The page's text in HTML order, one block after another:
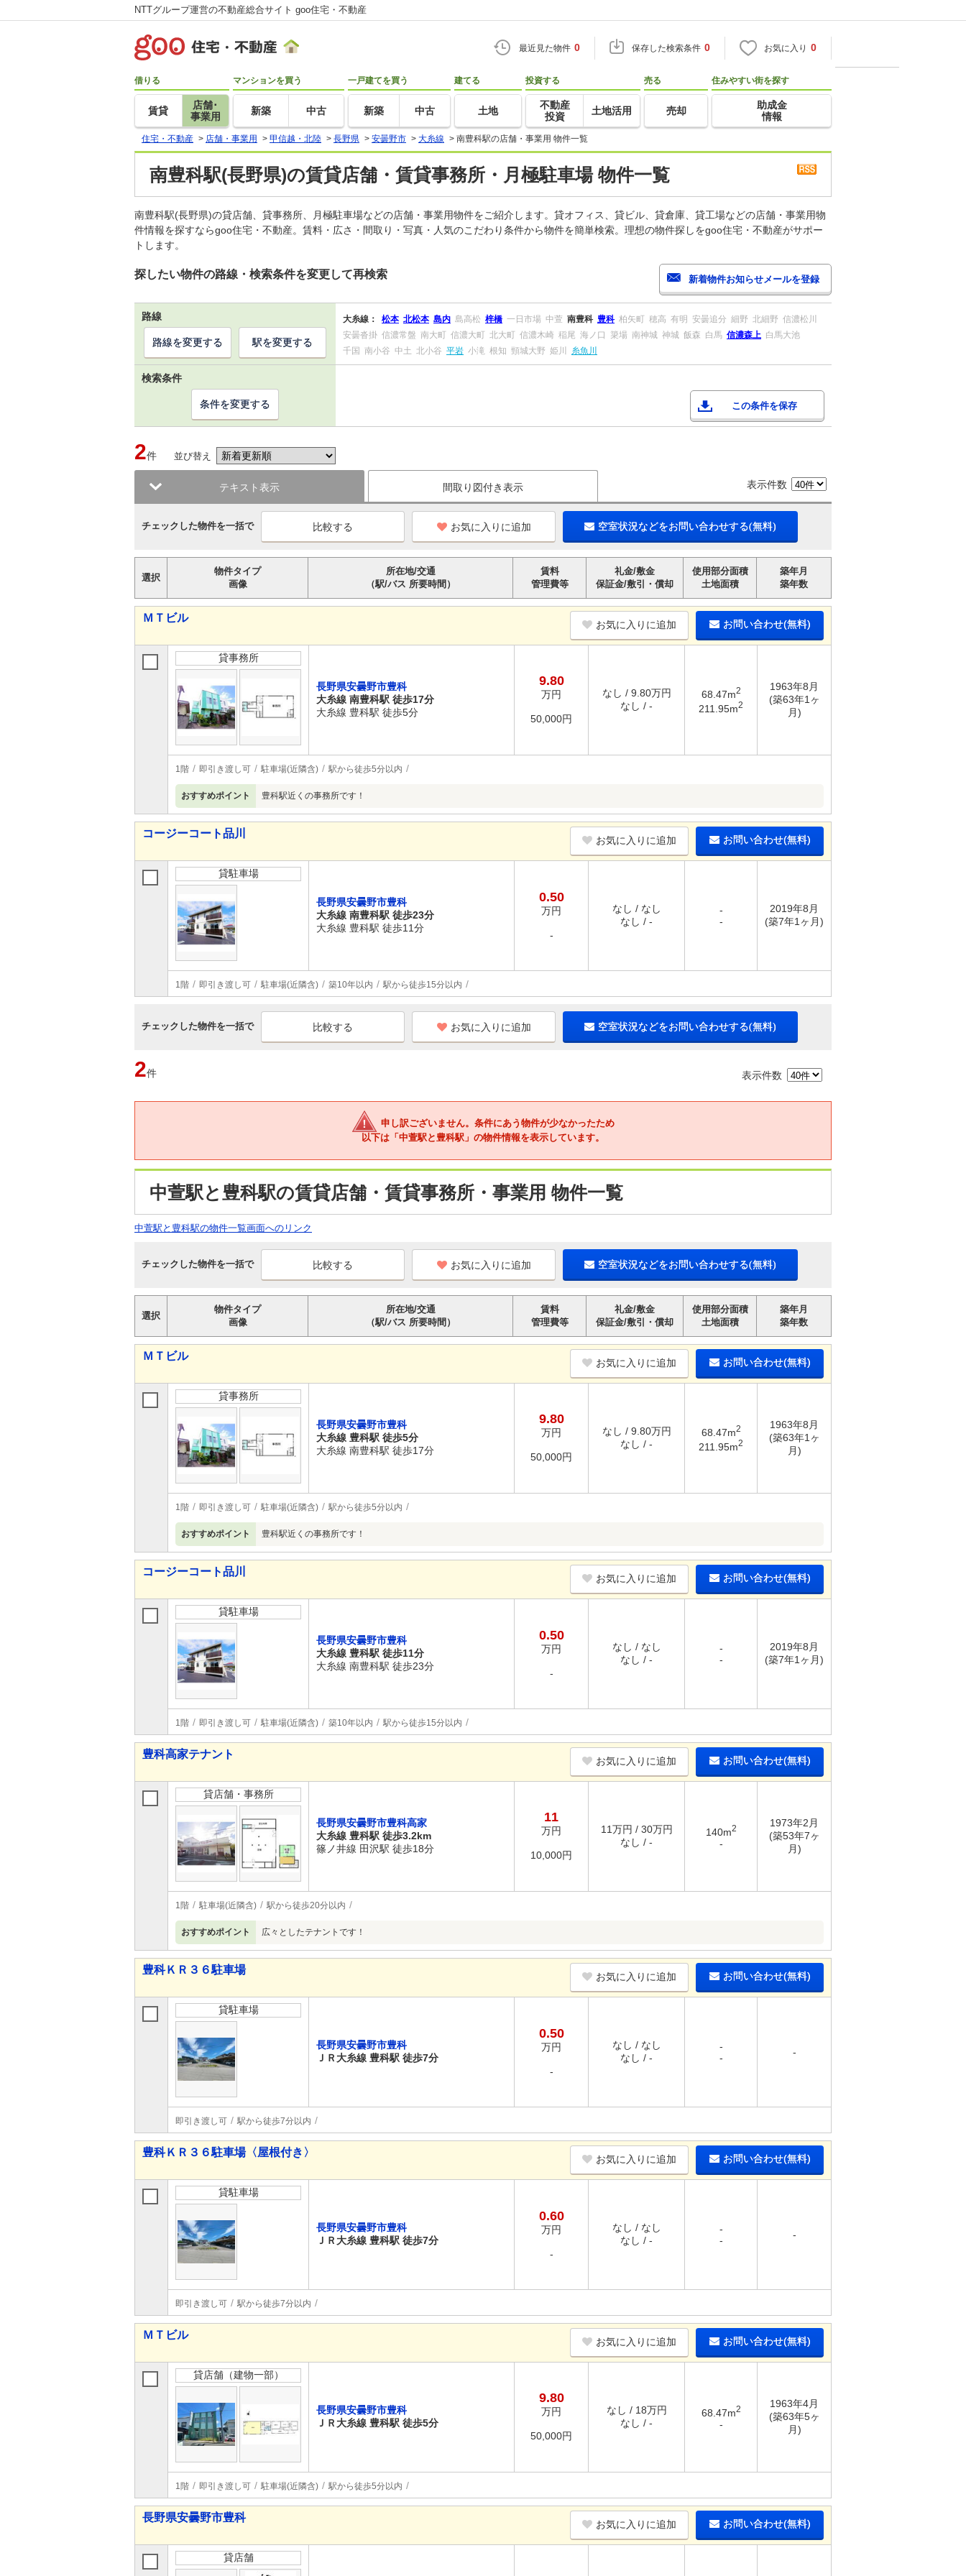
NTTグループ運営の不動産総合サイト goo住宅・不動産
最近見た物件 0 保存した検索条件 0 お気に入り 0
借りる
賃貸
店舗･
事業用
マンションを買う
新築 中古
一戸建てを買う
新築 中古
建てる
土地
投資する
不動産
投資
土地活用
売る
売却
住みやすい街を探す
助成金
情報
住宅・不動産 > 店舗・事業用 > 甲信越・北陸 > 長野県 > 安曇野市 > 大糸線 > 南豊科駅の店舗・事業用 物件一覧
南豊科駅(長野県)の賃貸店舗・賃貸事務所・月極駐車場 物件一覧
南豊科駅(長野県)の貸店舗、貸事務所、月極駐車場などの店舗・事業用物件をご紹介します。貸オフィス、貸ビル、貸倉庫、貸工場などの店舗・事業用物
件情報を探すならgoo住宅・不動産。賃料・広さ・間取り・写真・人気のこだわり条件から物件を簡単検索。理想の物件探しをgoo住宅・不動産がサポー
トします。
探したい物件の路線・検索条件を変更して再検索
路線 大糸線： 松本 北松本 島内 島高松 梓橋 一日市場 中萱 南豊科 豊科 柏矢町 穂高 有明 安曇追分 細野 北細野 信濃松川
安曇沓掛 信濃常盤 南大町 信濃大町 北大町 信濃木崎 稲尾 海ノ口 簗場 南神城 神城 飯森 白馬 信濃森上 白馬大池
千国 南小谷 中土 北小谷 平岩 小滝 根知 頸城大野 姫川 糸魚川
路線を変更する 駅を変更する
検索条件
この条件を保存
条件を変更する
2件 並び替え
テキスト表示 間取り図付き表示 表示件数
チェックした物件を一括で お気に入りに追加 空室状況などをお問い合わせする(無料)
選択
物件タイプ
画像
所在地/交通
（駅/バス 所要時間）
賃料
管理費等
礼金/敷金
保証金/敷引・償却
使用部分面積
土地面積
築年月
築年数
ＭＴビル
お気に入りに追加 お問い合わせ(無料)
貸事務所
長野県安曇野市豊科
大糸線 南豊科駅 徒歩17分
大糸線 豊科駅 徒歩5分
9.80
万円
50,000円
なし / 9.80万円
なし / -
68.47m2
211.95m2
1963年8月
(築63年1ヶ
月)
1階 即引き渡し可 駐車場(近隣含) 駅から徒歩5分以内
おすすめポイント 豊科駅近くの事務所です！
コージーコート品川
お気に入りに追加 お問い合わせ(無料)
貸駐車場
長野県安曇野市豊科
大糸線 南豊科駅 徒歩23分
大糸線 豊科駅 徒歩11分
0.50
万円
-
なし / なし
なし / -
-
-
2019年8月
(築7年1ヶ月)
1階 即引き渡し可 駐車場(近隣含) 築10年以内 駅から徒歩15分以内
チェックした物件を一括で お気に入りに追加 空室状況などをお問い合わせする(無料)
2件 表示件数
申し訳ございません。条件にあう物件が少なかったため
以下は「中萱駅と豊科駅」の物件情報を表示しています。
中萱駅と豊科駅の賃貸店舗・賃貸事務所・事業用 物件一覧
中萱駅と豊科駅の物件一覧画面へのリンク
チェックした物件を一括で お気に入りに追加 空室状況などをお問い合わせする(無料)
選択
物件タイプ
画像
所在地/交通
（駅/バス 所要時間）
賃料
管理費等
礼金/敷金
保証金/敷引・償却
使用部分面積
土地面積
築年月
築年数
ＭＴビル
お気に入りに追加 お問い合わせ(無料)
貸事務所
長野県安曇野市豊科
大糸線 豊科駅 徒歩5分
大糸線 南豊科駅 徒歩17分
9.80
万円
50,000円
なし / 9.80万円
なし / -
68.47m2
211.95m2
1963年8月
(築63年1ヶ
月)
1階 即引き渡し可 駐車場(近隣含) 駅から徒歩5分以内
おすすめポイント 豊科駅近くの事務所です！
コージーコート品川
お気に入りに追加 お問い合わせ(無料)
貸駐車場
長野県安曇野市豊科
大糸線 豊科駅 徒歩11分
大糸線 南豊科駅 徒歩23分
0.50
万円
-
なし / なし
なし / -
-
-
2019年8月
(築7年1ヶ月)
1階 即引き渡し可 駐車場(近隣含) 築10年以内 駅から徒歩15分以内
豊科高家テナント
お気に入りに追加 お問い合わせ(無料)
貸店舗・事務所
長野県安曇野市豊科高家
大糸線 豊科駅 徒歩3.2km
篠ノ井線 田沢駅 徒歩18分
11
万円
10,000円
11万円 / 30万円
なし / -
140m2
-
1973年2月
(築53年7ヶ
月)
1階 駐車場(近隣含) 駅から徒歩20分以内
おすすめポイント 広々としたテナントです！
豊科ＫＲ３６駐車場
お気に入りに追加 お問い合わせ(無料)
貸駐車場
長野県安曇野市豊科
ＪＲ大糸線 豊科駅 徒歩7分
0.50
万円
-
なし / なし
なし / -
-
-
-
即引き渡し可 駅から徒歩7分以内
豊科ＫＲ３６駐車場〈屋根付き〉
お気に入りに追加 お問い合わせ(無料)
貸駐車場
長野県安曇野市豊科
ＪＲ大糸線 豊科駅 徒歩7分
0.60
万円
-
なし / なし
なし / -
-
-
-
即引き渡し可 駅から徒歩7分以内
ＭＴビル
お気に入りに追加 お問い合わせ(無料)
貸店舗（建物一部）
長野県安曇野市豊科
ＪＲ大糸線 豊科駅 徒歩5分
9.80
万円
50,000円
なし / 18万円
なし / -
68.47m2
-
1963年4月
(築63年5ヶ
月)
1階 即引き渡し可 駐車場(近隣含) 駅から徒歩5分以内
長野県安曇野市豊科
お気に入りに追加 お問い合わせ(無料)
貸店舗